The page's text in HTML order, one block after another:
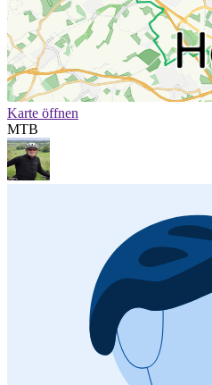
Karte öffnen
MTB